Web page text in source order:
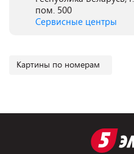
пом. 500
Сервисные центры
Картины по номерам